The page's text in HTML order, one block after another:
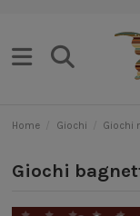
Home Giochi Giochi
Giochi